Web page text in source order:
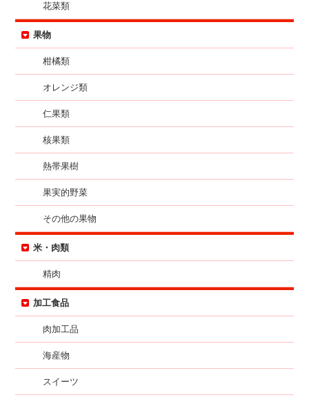
花菜類
果物
柑橘類
オレンジ類
仁果類
核果類
熱帯果樹
果実的野菜
その他の果物
米・肉類
精肉
加工食品
肉加工品
海産物
スイーツ